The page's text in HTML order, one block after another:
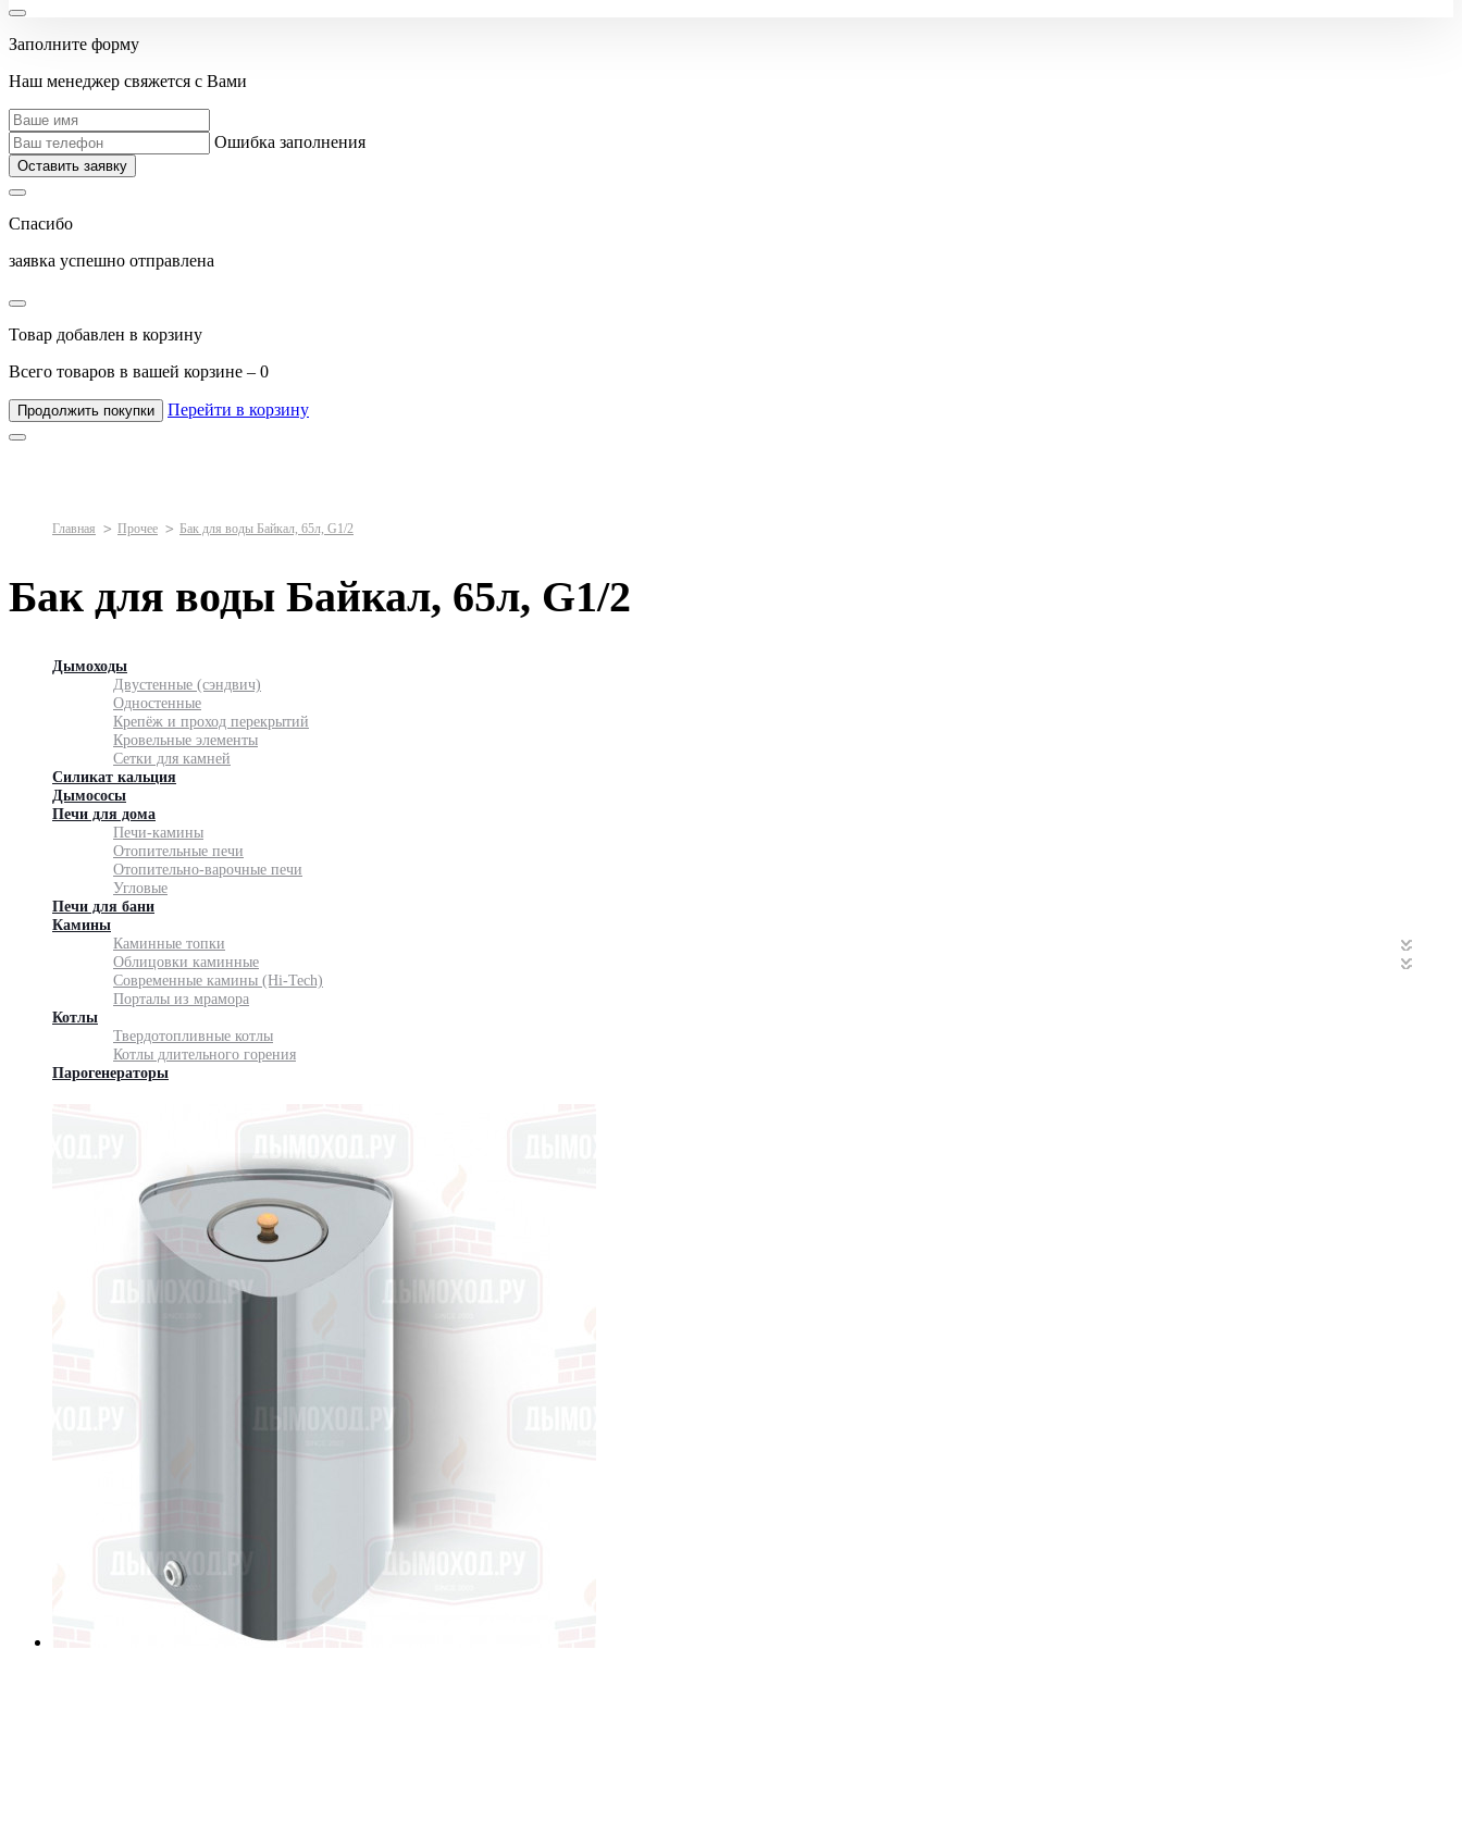
Заполните форму
Наш менеджер свяжется с Вами
Ошибка заполнения
Оставить заявку
Спасибо
заявка успешно отправлена
Товар добавлен в корзину
Всего товаров в вашей корзине – 0
Продолжить покупки Перейти в корзину
Главная Прочее Бак для воды Байкал, 65л, G1/2
Бак для воды Байкал, 65л, G1/2
Дымоходы
Двустенные (сэндвич)
Одностенные
Крепёж и проход перекрытий
Кровельные элементы
Сетки для камней
Силикат кальция
Дымососы
Печи для дома
Печи-камины
Отопительные печи
Отопительно-варочные печи
Угловые
Печи для бани
Камины
Каминные топки
Облицовки каминные
Современные камины (Hi-Tech)
Порталы из мрамора
Котлы
Твердотопливные котлы
Котлы длительного горения
Парогенераторы